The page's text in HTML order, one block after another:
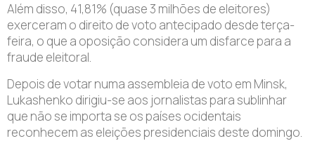
Além disso, 41,81% (quase 3 milhões de eleitores)
exerceram o direito de voto antecipado desde terça-
feira, o que a oposição considera um disfarce para a
fraude eleitoral.
Depois de votar numa assembleia de voto em Minsk,
Lukashenko dirigiu-se aos jornalistas para sublinhar
que não se importa se os países ocidentais
reconhecem as eleições presidenciais deste domingo.